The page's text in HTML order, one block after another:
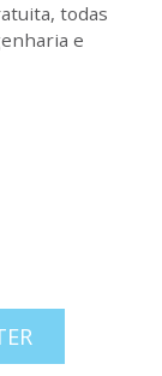
todas
e